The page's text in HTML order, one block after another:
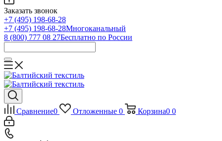
Заказать звонок
+7 (495) 198-68-28
+7 (495) 198-68-28Многоканальный
8 (800) 777 08 27Бесплатно по России
Сравнение0 Отложенные 0 Корзина0 0